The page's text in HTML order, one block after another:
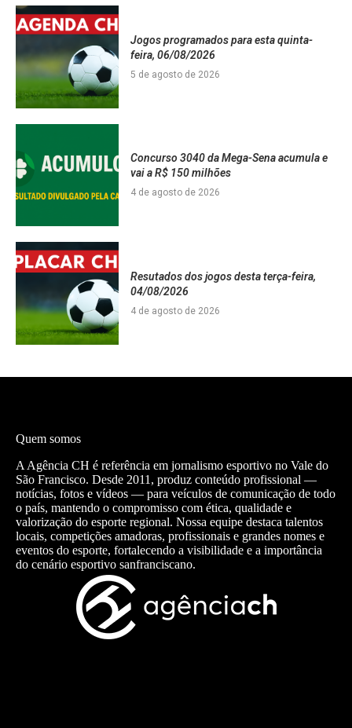
Jogos programados para esta quinta-
feira, 06/08/2026
5 de agosto de 2026
Concurso 3040 da Mega-Sena acumula e
vai a R$ 150 milhões
4 de agosto de 2026
Resutados dos jogos desta terça-feira,
04/08/2026
4 de agosto de 2026
Quem somos
A Agência CH é referência em jornalismo esportivo no Vale do
São Francisco. Desde 2011, produz conteúdo profissional —
notícias, fotos e vídeos — para veículos de comunicação de todo
o país, mantendo o compromisso com ética, qualidade e
valorização do esporte regional. Nossa equipe destaca talentos
locais, competições amadoras, profissionais e grandes nomes e
eventos do esporte, fortalecendo a visibilidade e a importância
do cenário esportivo sanfranciscano.